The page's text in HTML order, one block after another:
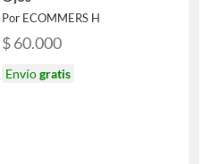
Por ECOMMERS H
$ 60.000
Envíogratis